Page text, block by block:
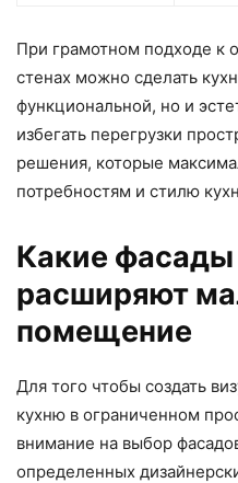
При грамотном подходе к
стенах можно сделать
функциональной, но и
избегать перегрузки
решения, которые
потребностям и стилю
Какие фасады
расширяют
помещение
Для того чтобы создать
кухню в ограниченном
внимание на выбор
определенных